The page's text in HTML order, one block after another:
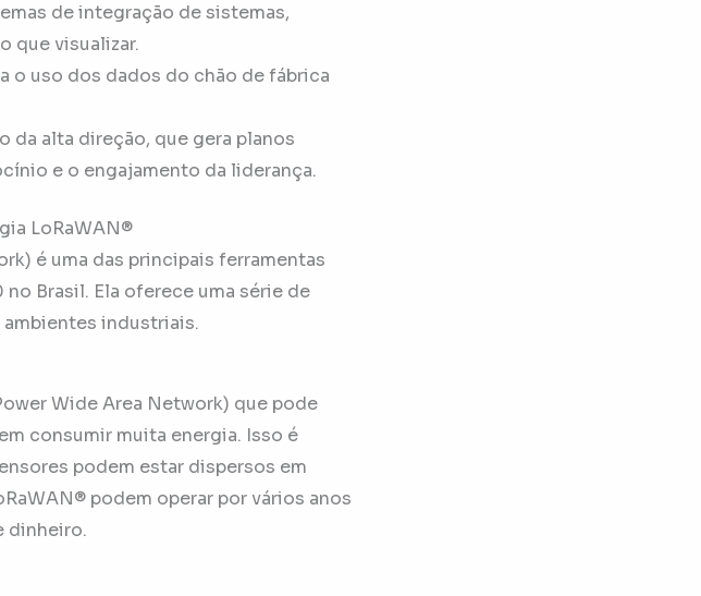
de integração de sistemas,
que visualizar.
o uso dos dados do chão de fábrica
alta direção, que gera planos
e o engajamento da liderança.
LoRaWAN®
é uma das principais ferramentas
Brasil. Ela oferece uma série de
ambientes industriais.
Wide Area Network) que pode
consumir muita energia. Isso é
podem estar dispersos em
podem operar por vários anos
dinheiro.